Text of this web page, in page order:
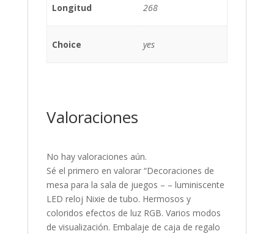
Longitud 268
Choice yes
Valoraciones
No hay valoraciones aún.
Sé el primero en valorar “Decoraciones de
mesa para la sala de juegos – – luminiscente
LED reloj Nixie de tubo. Hermosos y
coloridos efectos de luz RGB. Varios modos
de visualización. Embalaje de caja de regalo